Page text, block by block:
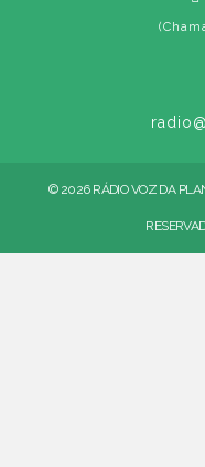
© 2026 RÁDIO VOZ DA